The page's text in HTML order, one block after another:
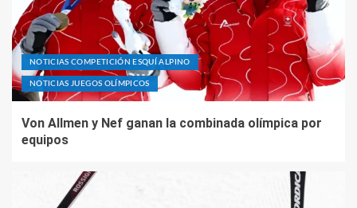
NOTICIAS COMPETICIÓN ESQUÍ ALPINO
NOTICIAS JUEGOS OLÍMPICOS
Von Allmen y Nef ganan la combinada olímpica por
equipos